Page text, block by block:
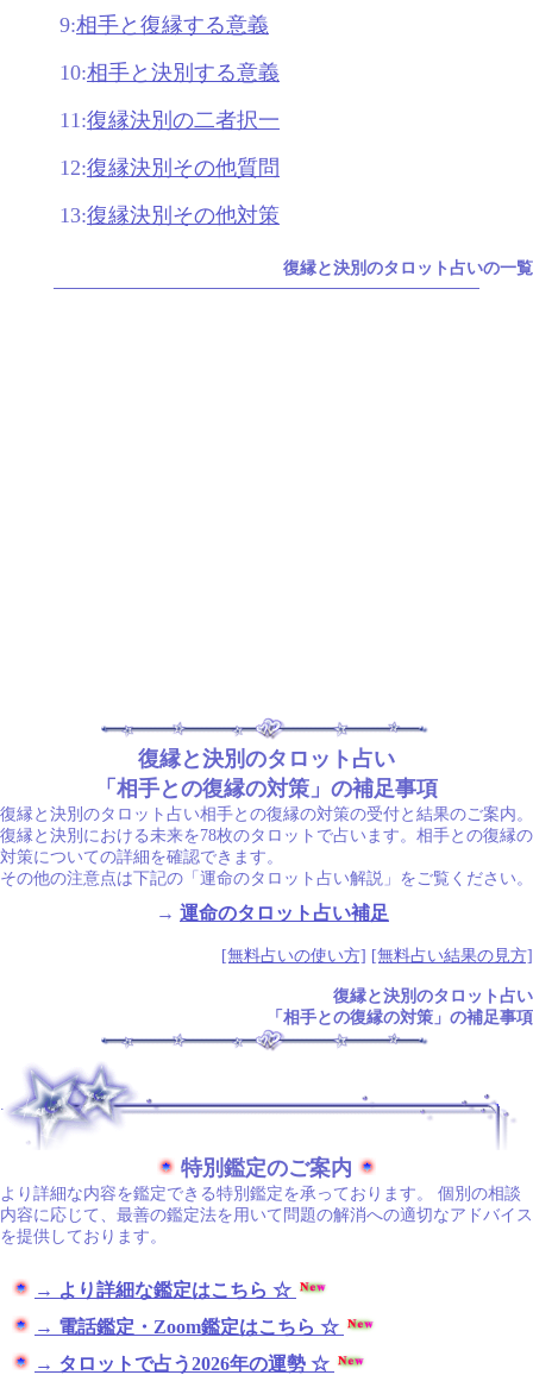
9:相手と復縁する意義
10:相手と決別する意義
11:復縁決別の二者択一
12:復縁決別その他質問
13:復縁決別その他対策
復縁と決別のタロット占いの一覧
復縁と決別のタロット占い
「相手との復縁の対策」の補足事項
復縁と決別のタロット占い相手との復縁の対策の受付と結果のご案内。
復縁と決別における未来を78枚のタロットで占います。相手との復縁の
対策についての詳細を確認できます。
その他の注意点は下記の「運命のタロット占い解説」をご覧ください。
→ 運命のタロット占い補足
[無料占いの使い方] [無料占い結果の見方]
復縁と決別のタロット占い
「相手との復縁の対策」の補足事項
特別鑑定のご案内
より詳細な内容を鑑定できる特別鑑定を承っております。 個別の相談
内容に応じて、最善の鑑定法を用いて問題の解消への適切なアドバイス
を提供しております。
→ より詳細な鑑定はこちら ☆
→ 電話鑑定・Zoom鑑定はこちら ☆
→ タロットで占う2026年の運勢 ☆